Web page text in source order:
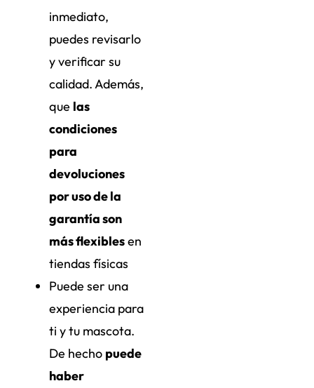
inmediato,
puedes revisarlo
y verificar su
calidad. Además,
que las
condiciones
para
devoluciones
por uso de la
garantía son
más flexiblesen
tiendas físicas
Puede ser una
experiencia para
ti y tu mascota.
De hecho puede
haber